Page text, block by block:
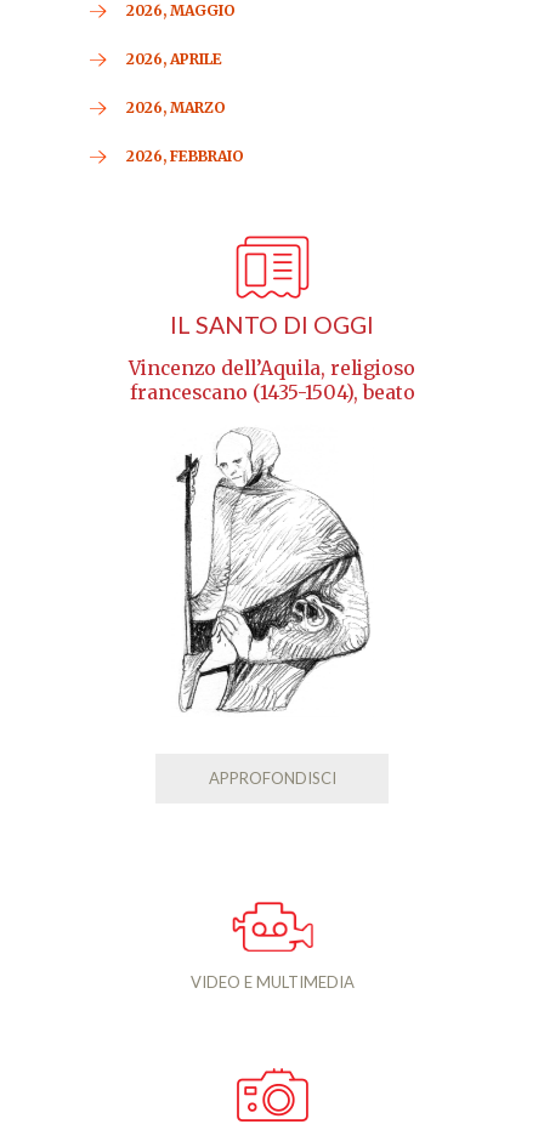
2026, MAGGIO
2026, APRILE
2026, MARZO
2026, FEBBRAIO
IL SANTO DI OGGI
Vincenzo dell’Aquila, religioso
francescano (1435-1504), beato
APPROFONDISCI
VIDEO E MULTIMEDIA